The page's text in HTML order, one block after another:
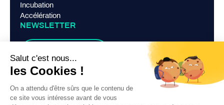
Incubation
Accélération
NEWSLETTER
LIENS PRATIQUES
Mentions légales
Politique de confidentialité